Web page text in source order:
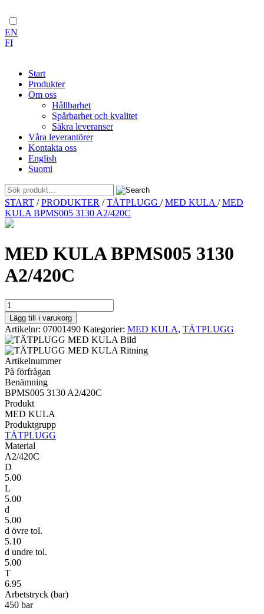
EN
FI
Start
Produkter
Om oss
Hållbarhet
Spårbarhet och kvalitet
Säkra leveranser
Våra leverantörer
Kontakta oss
English
Suomi
Skip
to
content
START /PRODUKTER /TÄTPLUGG /MED KULA /MED
KULA BPMS005 3130 A2/420C
MED KULA BPMS005 3130
A2/420C
MED
KULA
BPMS005
3130
A2/420C
mängd
Lägg till i varukorg
Artikelnr: 07001490 Kategorier: MED KULA, TÄTPLUGG
Artikelnummer
På förfrågan
Benämning
BPMS005 3130 A2/420C
Produkt
MED KULA
Produktgrupp
TÄTPLUGG
Material
A2/420C
D
5.00
L
5.00
d
5.00
d övre tol.
5.10
d undre tol.
5.00
T
6.95
Arbetstryck (bar)
450 bar